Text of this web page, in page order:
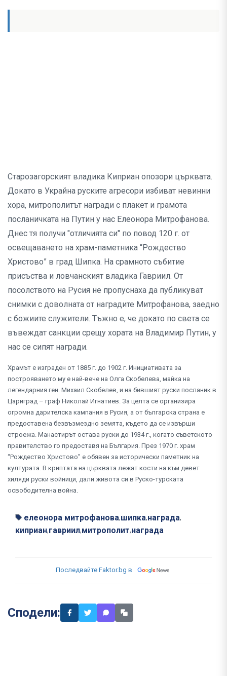
Старозагорският владика Киприан опозори църквата.
Докато в Украйна руските агресори избиват невинни
хора, митрополитът награди с плакет и грамота
посланичката на Путин у нас Елеонора Митрофанова.
Днес тя получи "отличията си" по повод 120 г. от
освещаването на храм-паметника “Рождество
Христово” в град Шипка. На срамното събитие
присъства и ловчанският владика Гавриил. От
посолството на Русия не пропуснаха да публикуват
снимки с доволната от наградите Митрофанова, заедно
с божиите служители. Тъжно е, че докато по света се
въвеждат санкции срещу хората на Владимир Путин, у
нас се сипят награди.
Храмът е изграден от 1885 г. до 1902 г. Инициативата за
построяването му е най-вече на Олга Скобелева, майка на
легендарния ген. Михаил Скобелев, и на бившият руски посланик в
Цариград – граф Николай Игнатиев. За целта се организира
огромна дарителска кампания в Русия, а от българска страна е
предоставена безвъзмездно земята, където да се извърши
строежа. Манастирът остава руски до 1934 г., когато съветското
правителство го предоставя на България. През 1970 г. храм
“Рождество Христово” е обявен за исторически паметник на
културата. В криптата на църквата лежат кости на към девет
хиляди руски войници, дали живота си в Руско-турската
освободителна война.
елеонора митрофанова,шипка,награда,
киприан,гавриил,митрополит,награда
Последвайте Faktor.bg в
Сподели: